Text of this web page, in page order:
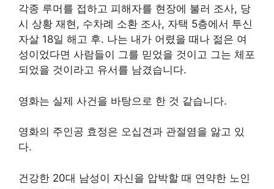
각종 루머를 접하고 피해자를 현장에 불러 조사, 당
시 상황 재현, 수차례 소환 조사, 자택 5층에서 투신
자살 18일 해고 후. 나는 내가 어렸을 때나 젊은 여
성이었다면 사람들이 그를 믿었을 것이고 그는 체포
되었을 것이라고 유서를 남겼습니다.
영화는 실제 사건을 바탕으로 한 것 같습니다.
영화의 주인공 효정은 오십견과 관절염을 앓고 있
다.
건강한 20대 남성이 자신을 압박할 때 연약한 노인